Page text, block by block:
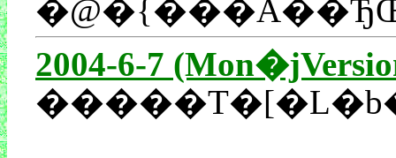
2004-6-7